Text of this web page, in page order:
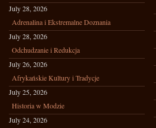
July 28, 2026
Adrenalina i Ekstremalne Doznania
July 28, 2026
Odchudzanie i Redukcja
July 26, 2026
Afrykańskie Kultury i Tradycje
July 25, 2026
Historia w Modzie
July 24, 2026